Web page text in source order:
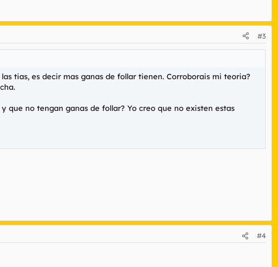
#3
tias, es decir mas ganas de follar tienen. Corroborais mi teoria?
que no tengan ganas de follar? Yo creo que no existen estas
#4